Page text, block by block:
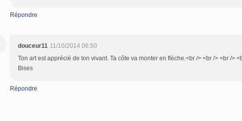
Répondre
douceur11 11/10/2014 06:50
Ton art est apprécié de ton vivant. Ta côte va monter en flèche.<br /> <br /> <br />
Bises
Répondre